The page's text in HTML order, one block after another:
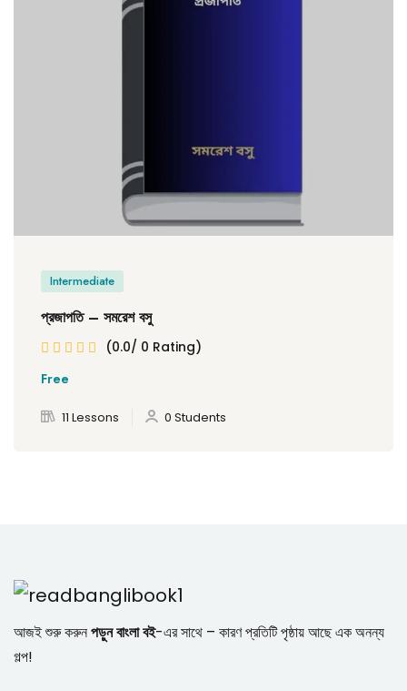
Intermediate
প্রজাপতি – সমরেশ বসু
(0.0/ 0 Rating)
Free
11 Lessons 0 Students
আজই শুরু করুনপড়ুন বাংলা বই-এর সাথে – কারণ প্রতিটি পৃষ্ঠায় আছে এক অনন্য
গল্প!